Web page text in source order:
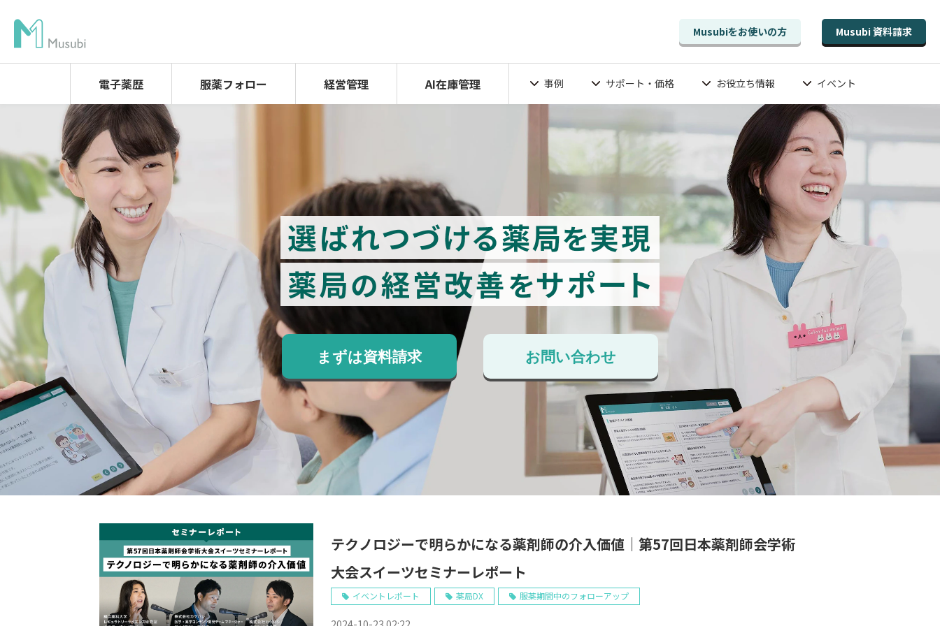
Musubiをお使いの方 Musubi 資料請求
電子薬歴 服薬フォロー 経営管理 AI在庫管理 事例 サポート・価格 お役立ち情報 イベント
まずは資料請求 お問い合わせ
テクノロジーで明らかになる薬剤師の介入価値｜第57回日本薬剤師会学術
大会スイーツセミナーレポート
イベントレポート 薬局DX 服薬期間中のフォローアップ